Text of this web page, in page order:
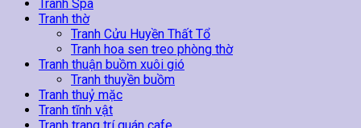
Tranh Spa
Tranh thờ
Tranh Cửu Huyền Thất Tổ
Tranh hoa sen treo phòng thờ
Tranh thuận buồm xuôi gió
Tranh thuyền buồm
Tranh thuỷ mặc
Tranh tĩnh vật